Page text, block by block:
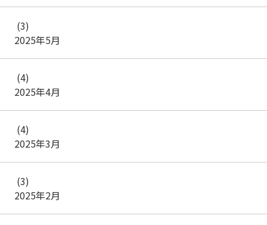
2025年5月
(3)
2025年4月
(4)
2025年3月
(4)
2025年2月
(3)